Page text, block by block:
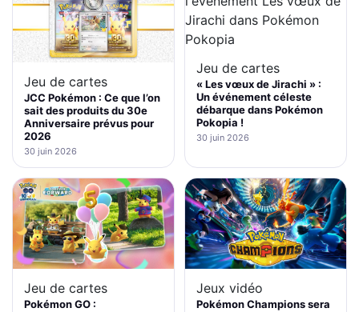
Jeu de cartes
JCC Pokémon : Ce que l’on
sait des produits du 30e
Anniversaire prévus pour
2026
30 juin 2026
Jeu de cartes
« Les vœux de Jirachi » :
Un événement céleste
débarque dans Pokémon
Pokopia !
30 juin 2026
Jeu de cartes
Pokémon GO :
Jeux vidéo
Pokémon Champions sera